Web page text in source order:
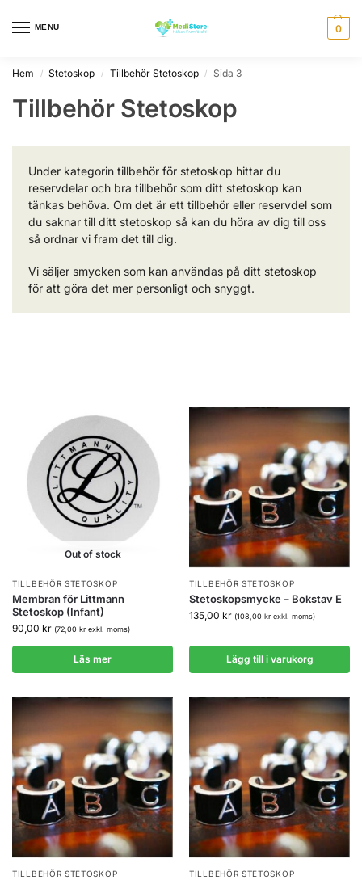
MENU 0
Hem / Stetoskop / Tillbehör Stetoskop / Sida 3
Tillbehör Stetoskop
Under kategorin tillbehör för stetoskop hittar du
reservdelar och bra tillbehör som ditt stetoskop kan
tänkas behöva. Om det är ett tillbehör eller reservdel som
du saknar till ditt stetoskop så kan du höra av dig till oss
så ordnar vi fram det till dig.
Vi säljer smycken som kan användas på ditt stetoskop
för att göra det mer personligt och snyggt.
Out of stock
TILLBEHÖR STETOSKOP
Membran för Littmann
Stetoskop (Infant)
90,00 kr (72,00 krexkl. moms)
Läs mer
TILLBEHÖR STETOSKOP
Stetoskopsmycke – Bokstav E
135,00 kr (108,00 krexkl. moms)
Lägg till i varukorg
TILLBEHÖR STETOSKOP TILLBEHÖR STETOSKOP